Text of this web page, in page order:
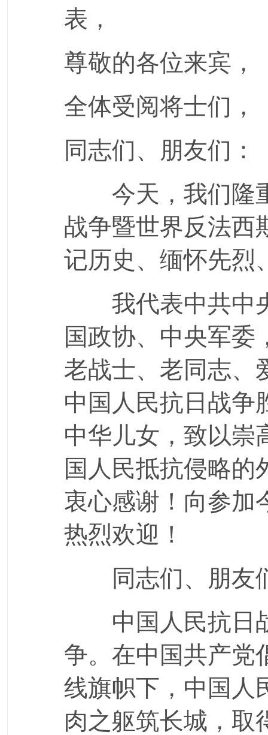
表，
尊敬的各位来宾，
全体受阅将士们，
同志们、朋友们：
今天，我们隆重
战争暨世界反法西
记历史、缅怀先烈
我代表中共中央
国政协、中央军委
老战士、老同志、
中国人民抗日战争
中华儿女，致以崇
国人民抵抗侵略的
衷心感谢！向参加
热烈欢迎！
同志们、朋友
中国人民抗日
争。在中国共产党
线旗帜下，中国人
肉之躯筑长城，取